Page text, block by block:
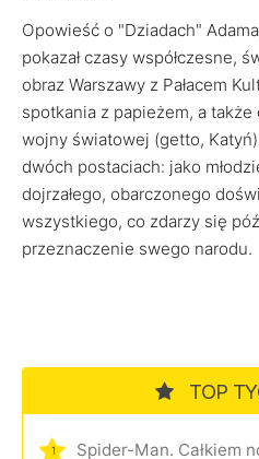
Opowieść o "Dziadach"
pokazał czasy współczesne,
obraz Warszawy z Pałacem
spotkania z papieżem, a
wojny światowej (getto,
dwóch postaciach: jako
dojrzałego, obarczonego
wszystkiego, co zdarzy się
przeznaczenie swego narodu.
TOP
1